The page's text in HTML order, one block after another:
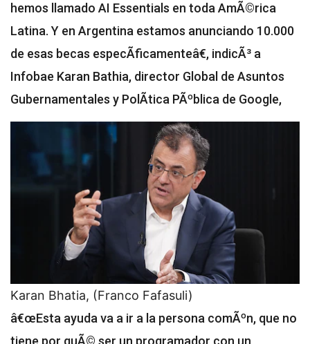
hemos llamado AI Essentials en toda AmÃ©rica
Latina. Y en Argentina estamos anunciando 10.000
de esas becas especÃ­ficamenteâ€, indicÃ³ a
Infobae Karan Bathia, director Global de Asuntos
Gubernamentales y PolÃ­tica PÃºblica de Google,
Karan Bhatia, (Franco Fafasuli)
â€œEsta ayuda va a ir a la persona comÃºn, que no
tiene por quÃ© ser un programador con un